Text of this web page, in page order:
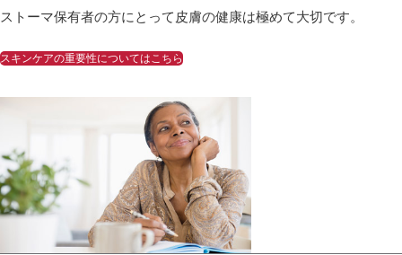
ストーマ保有者の方にとって皮膚の健康は極めて大切です。
スキンケアの重要性についてはこちら